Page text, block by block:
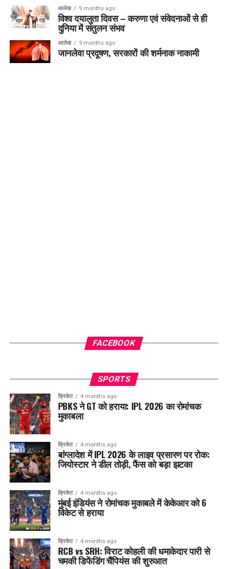
आलेख 9 months ago
विश्व दयालुता दिवस – करुणा एवं संवेदनाओं से ही
दुनिया में संतुलन संभव
आलेख 9 months ago
जानलेवा प्रदूषण, सरकारों की शर्मनाक नाकामी
FACEBOOK
SPORTS
क्रिकेट 4 months ago
PBKS ने GT को हराया: IPL 2026 का रोमांचक
मुकाबला
क्रिकेट 4 months ago
बांग्लादेश में IPL 2026 के लाइव प्रसारण पर रोक:
जियोस्टार ने डील तोड़ी, फैंस को बड़ा झटका
क्रिकेट 4 months ago
मुंबई इंडियंस ने रोमांचक मुकाबले में केकेआर को 6
विकेट से हराया
क्रिकेट 4 months ago
RCB vs SRH: विराट कोहली की धमाकेदार पारी से
चमकी डिफेंडिंग चैंपियंस की शुरुआत